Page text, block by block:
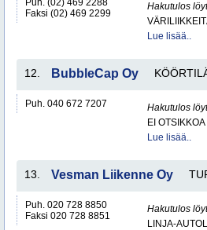
Puh. (02) 469 2288
Faksi (02) 469 2299
Hakutulos
Lue lisää..
12. BubbleCap Oy
Puh. 040 672 7207
Hakutulos
EI OTSIKKOA
Lue lisää..
13. Vesman Liikenne Oy
Puh. 020 728 8850
Faksi 020 728 8851
Hakutulos
LINJA-